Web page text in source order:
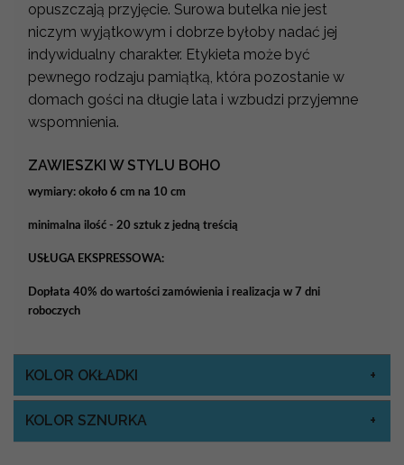
opuszczają przyjęcie. Surowa butelka nie jest
niczym wyjątkowym i dobrze byłoby nadać jej
indywidualny charakter. Etykieta może być
pewnego rodzaju pamiątką, która pozostanie w
domach gości na długie lata i wzbudzi przyjemne
wspomnienia.
ZAWIESZKI W STYLU BOHO
wymiary: około 6 cm na 10 cm
minimalna ilość - 20 sztuk z jedną treścią
USŁUGA EKSPRESSOWA:
Dopłata 40% do wartości zamówienia i realizacja w 7 dni
roboczych
KOLOR OKŁADKI
KOLOR SZNURKA